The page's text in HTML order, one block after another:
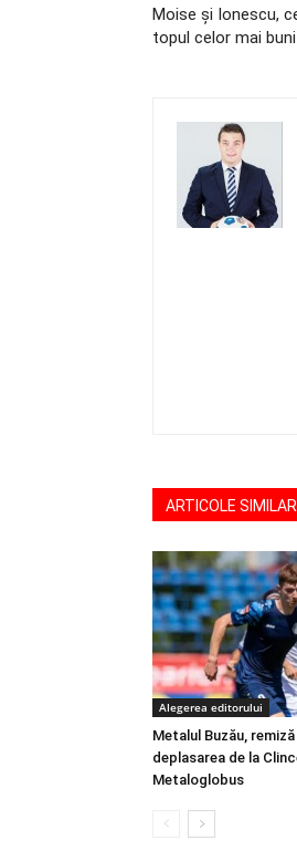
Moise şi Ionescu,
topul celor mai
ARTICOLE
Alegerea editorului
Metalul Buzău,
deplasarea de la
Metaloglobus